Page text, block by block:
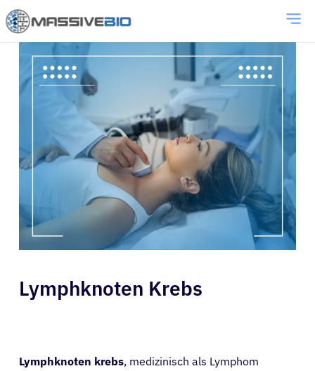
Lymphknoten Krebs
Lymphknoten krebs, medizinisch als Lymphom